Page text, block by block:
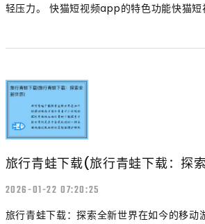
轻压力。 快猫短视频app的特色功能快猫
旅行青蛙下载(旅行青蛙下载：探
2026-01-22 07:20:25
旅行青蛙下载：探索全新世界在如今的移动